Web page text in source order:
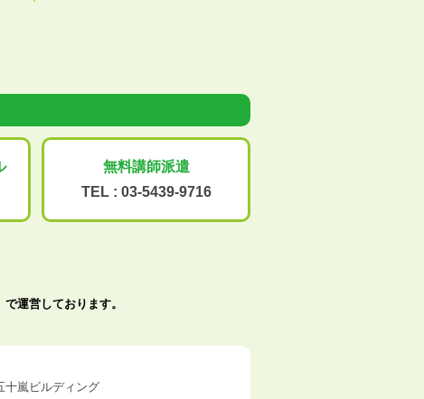
無料講師派遣
TEL : 03-5439-9716
運営しております。
嵐ビルディング